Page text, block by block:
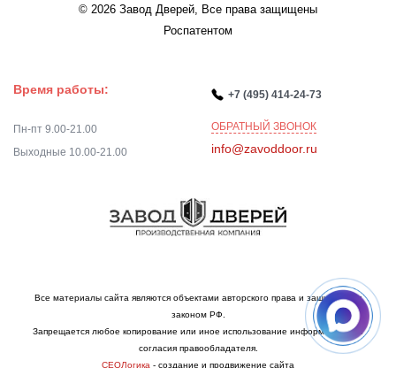
© 2026 Завод Дверей, Все права защищены
Роспатентом
Время работы:
Пн-пт 9.00-21.00
Выходные 10.00-21.00
+7 (495) 414-24-73
ОБРАТНЫЙ ЗВОНОК
info@zavoddoor.ru
Все материалы сайта являются объектами авторского права и защищаются
законом РФ.
Запрещается любое копирование или иное использование информации без
согласия правообладателя.
СЕОЛогика - создание и продвижение сайта